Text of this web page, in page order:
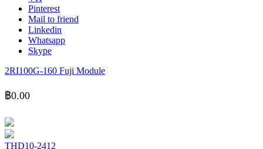
Pinterest
Mail to friend
Linkedin
Whatsapp
Skype
2RI100G-160 Fuji Module
฿0.00
THD10-2412